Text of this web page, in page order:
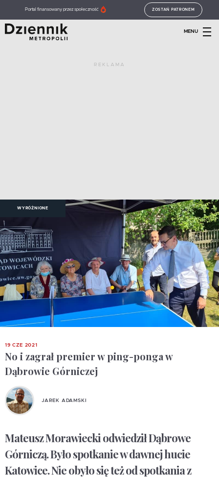
Portal finansowany przez społeczność ZOSTAŃ PATRONEM
MENU
REKLAMA
WYRÓŻNIONE
19 CZE 2021
No i zagrał premier w ping-ponga w
Dąbrowie Górniczej
JAREK ADAMSKI
Mateusz Morawiecki odwiedził Dąbrowe
Górniczą. Było spotkanie w dawnej hucie
Katowice. Nie obyło się też od spotkania z